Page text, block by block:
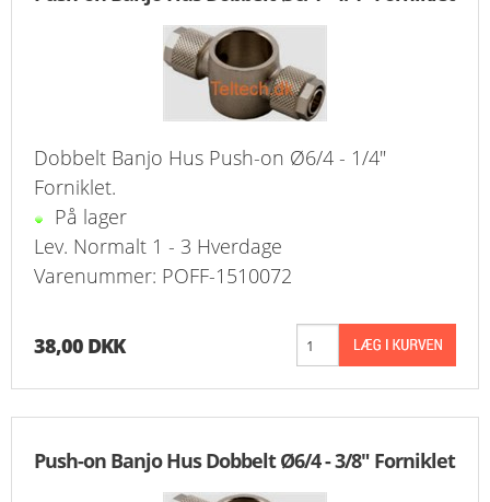
FAVORIT
LOG UD
Dobbelt Banjo Hus Push-on Ø6/4 - 1/4"
Forniklet.
På lager
Lev. Normalt 1 - 3 Hverdage
Varenummer: POFF-1510072
38,00 DKK
Push-on Banjo Hus Dobbelt Ø6/4 - 3/8" Forniklet